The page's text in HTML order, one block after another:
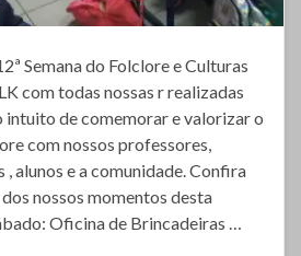
Semana do Folclore e Culturas
com todas nossas r realizadas
intuito de comemorar e valorizar o
com nossos professores,
alunos e a comunidade. Confira
nossos momentos desta
Oficina de Brincadeiras …